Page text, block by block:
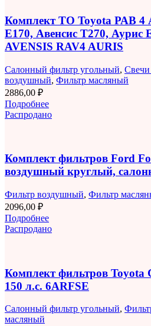
Комплект ТО Toyota РАВ 4
E170, Авенсис T270, Аурис
AVENSIS RAV4 AURIS
Салонный фильтр угольный, Свечи
воздушный, Фильтр масляный
2886,00 ₽
Подробнее
Распродано
Комплект фильтров Ford
воздушный круглый,
Фильтр воздушный, Фильтр
2096,00 ₽
Подробнее
Распродано
Комплект фильтров Toyota
150 л.с. 6ARFSE
Салонный фильтр угольный,
масляный